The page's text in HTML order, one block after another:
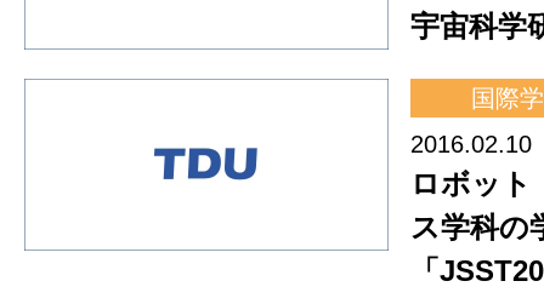
宇宙科学
国際
2016.02.10
ロボット
ス学科の
「